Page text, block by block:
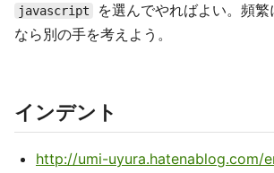
javascript
を選んでやればよい。頻繁
なら別の手を考えよう。
インデント
http://umi-uyura.hatenablog.com/